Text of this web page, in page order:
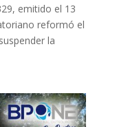
emitido el 13
reformó el
la